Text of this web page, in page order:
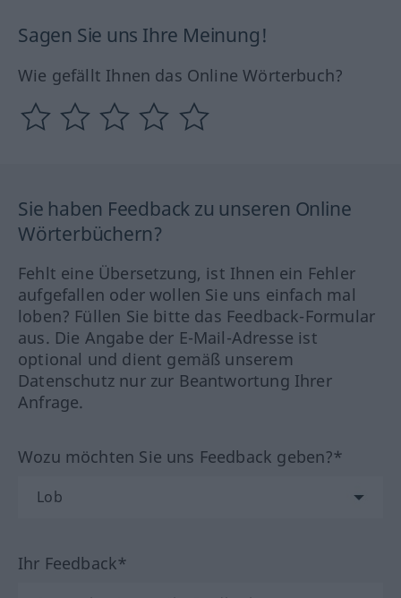
Sagen Sie uns Ihre Meinung!
Wie gefällt Ihnen das Online Wörterbuch?
Sie haben Feedback zu unseren Online
Wörterbüchern?
Fehlt eine Übersetzung, ist Ihnen ein Fehler
aufgefallen oder wollen Sie uns einfach mal
loben? Füllen Sie bitte das Feedback-Formular
aus. Die Angabe der E-Mail-Adresse ist
optional und dient gemäß unserem
Datenschutz nur zur Beantwortung Ihrer
Anfrage.
Wozu möchten Sie uns Feedback geben?*
Ihr Feedback*